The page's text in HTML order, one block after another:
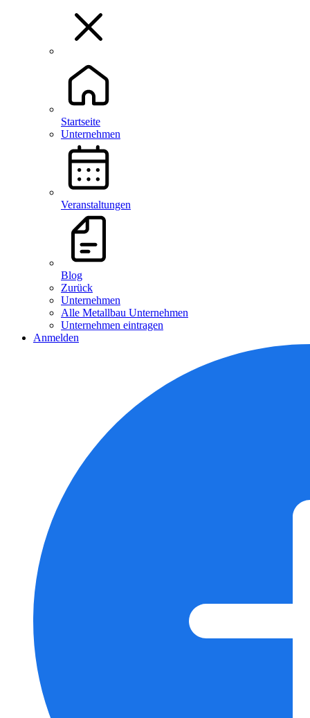
Startseite
Unternehmen
Veranstaltungen
Blog
Zurück
Unternehmen
Alle Metallbau Unternehmen
Unternehmen eintragen
Anmelden